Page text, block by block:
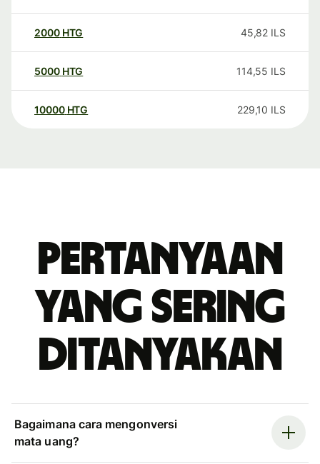
2000 HTG 45,82 ILS
5000 HTG 114,55 ILS
10000 HTG 229,10 ILS
Pertanyaan
yang sering
ditanyakan
Bagaimana cara mengonversi
mata uang?